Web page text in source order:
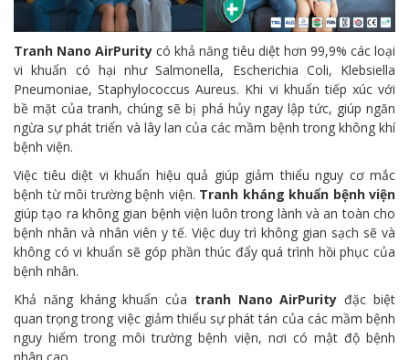
Tranh Nano AirPurity có khả năng tiêu diệt hơn 99,9% các loại
vi khuẩn có hại như Salmonella, Escherichia Coli, Klebsiella
Pneumoniae, Staphylococcus Aureus. Khi vi khuẩn tiếp xúc với
bề mặt của tranh, chúng sẽ bị phá hủy ngay lập tức, giúp ngăn
ngừa sự phát triển và lây lan của các mầm bệnh trong không khí
bệnh viện.
Việc tiêu diệt vi khuẩn hiệu quả giúp giảm thiểu nguy cơ mắc
bệnh từ môi trường bệnh viện. Tranh kháng khuẩn bệnh viện
giúp tạo ra không gian bệnh viện luôn trong lành và an toàn cho
bệnh nhân và nhân viên y tế. Việc duy trì không gian sạch sẽ và
không có vi khuẩn sẽ góp phần thúc đẩy quá trình hồi phục của
bệnh nhân.
Khả năng kháng khuẩn của tranh Nano AirPurity đặc biệt
quan trọng trong việc giảm thiểu sự phát tán của các mầm bệnh
nguy hiểm trong môi trường bệnh viện, nơi có mật độ bệnh